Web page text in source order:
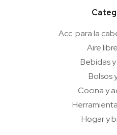
Acc. para la
Aire
Bebidas
Bolsos
Cocina y
Hogar y